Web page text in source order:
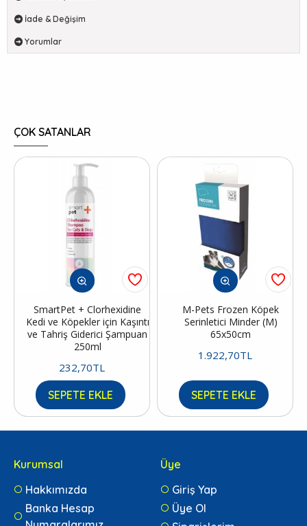
İade & Değişim
Yorumlar
ÇOK SATANLAR
SmartPet + Clorhexidine
Kedi ve Köpekler için Kaşıntı
ve Tahriş Giderici Şampuan
250ml
232,70TL
SEPETE EKLE
M-Pets Frozen Köpek
Serinletici Minder (M)
65x50cm
1.922,70TL
SEPETE EKLE
Kurumsal
Hakkımızda
Banka Hesap
Üye
Giriş Yap
Üye Ol